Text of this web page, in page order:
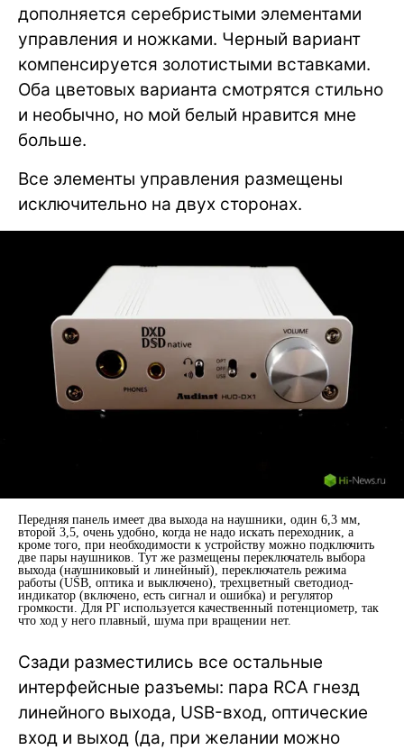
дополняется серебристыми элементами
управления и ножками. Черный вариант
компенсируется золотистыми вставками.
Оба цветовых варианта смотрятся стильно
и необычно, но мой белый нравится мне
больше.
Все элементы управления размещены
исключительно на двух сторонах.
Передняя панель имеет два выхода на наушники, один 6,3 мм,
второй 3,5, очень удобно, когда не надо искать переходник, а
кроме того, при необходимости к устройству можно подключить
две пары наушников. Тут же размещены переключатель выбора
выхода (наушниковый и линейный), переключатель режима
работы (USB, оптика и выключено), трехцветный светодиод-
индикатор (включено, есть сигнал и ошибка) и регулятор
громкости. Для РГ используется качественный потенциометр, так
что ход у него плавный, шума при вращении нет.
Сзади разместились все остальные
интерфейсные разъемы: пара RCA гнезд
линейного выхода, USB-вход, оптические
вход и выход (да, при желании можно